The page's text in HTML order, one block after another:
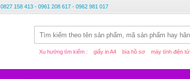
0827 158 413 - 0961 208 617 - 0962 981 017
Xu hướng tìm kiếm : giấy in A4 bìa hồ sơ máy tính điện tử